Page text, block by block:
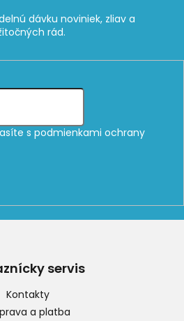
s podmienkami ochrany
servis
Kontakty
a platba